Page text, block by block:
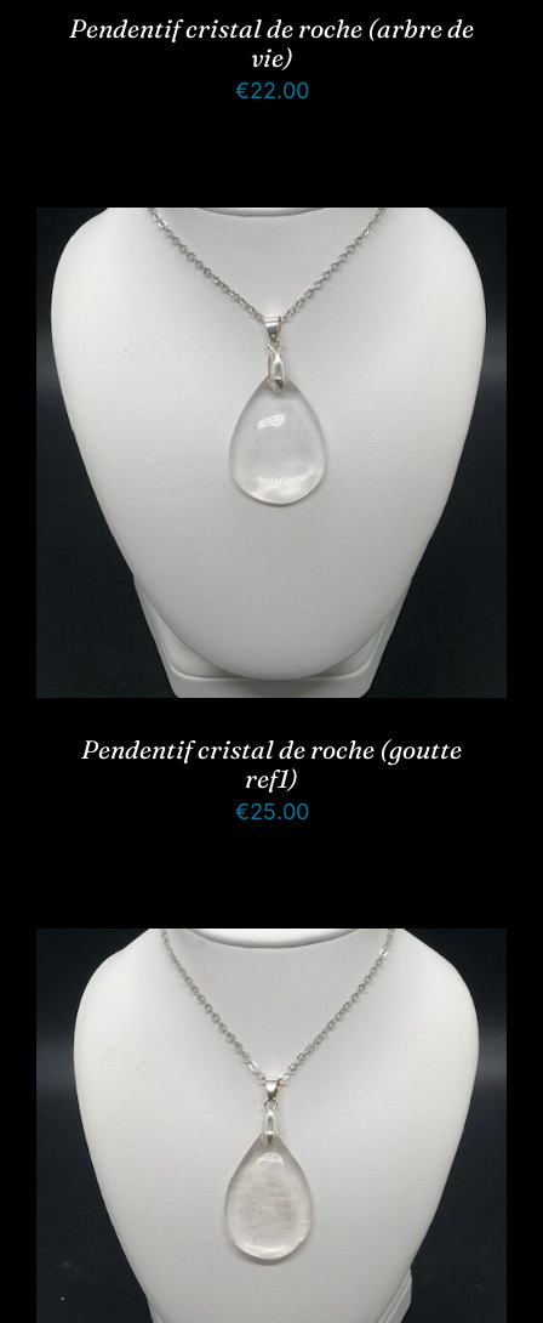
Pendentif cristal de roche (arbre de
vie)
€22.00
Pendentif cristal de roche (goutte
ref1)
€25.00